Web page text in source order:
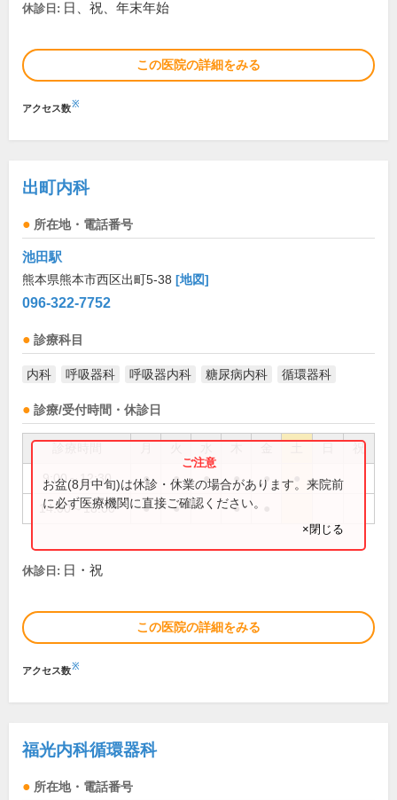
休診日: 日、祝、年末年始
この医院の詳細をみる
アクセス数※
出町内科
所在地・電話番号
池田駅
熊本県熊本市西区出町5-38 [地図]
096-322-7752
診療科目
内科 呼吸器科 呼吸器内科 糖尿病内科 循環器科
診療/受付時間・休診日
祝
9:00～12:30 ● ● ● ● ●
14:00～18:00 ● ● ●
お盆(8月中旬)は休診・休業の場合があります。来院前
に必ず医療機関に直接ご確認ください。
×閉じる
休診日: 日・祝
この医院の詳細をみる
アクセス数※
福光内科循環器科
所在地・電話番号